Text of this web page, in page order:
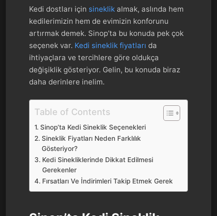
Kedi dostları için sineklik almak, aslında hem
kedilerimizin hem de evimizin konforunu
artırmak demek. Sinop’ta bu konuda pek çok
seçenek var. Kedi sineklik fiyatları da
ihtiyaçlara ve tercihlere göre oldukça
değişiklik gösteriyor. Gelin, bu konuda biraz
daha derinlere inelim.
Table of Contents
Sinop’ta Kedi Sineklik Seçenekleri
Sineklik Fiyatları Neden Farklılık
Gösteriyor?
Kedi Sinekliklerinde Dikkat Edilmesi
Gerekenler
Fırsatları Ve İndirimleri Takip Etmek Gerek